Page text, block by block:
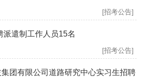
[招考公告]
派遣制工作人员15名
[招考公告]
团有限公司道路研究中心实习生招聘